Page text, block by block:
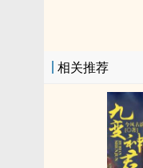
相关推荐